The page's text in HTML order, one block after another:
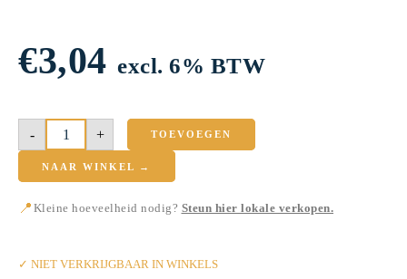
€3,04 excl. 6% BTW
-
Schilfertruffels
Melk
200g
aantal
+ TOEVOEGEN
NAAR WINKEL →
📍 Kleine hoeveelheid nodig? Steun hier lokale verkopen.
✓ NIET VERKRIJGBAAR IN WINKELS